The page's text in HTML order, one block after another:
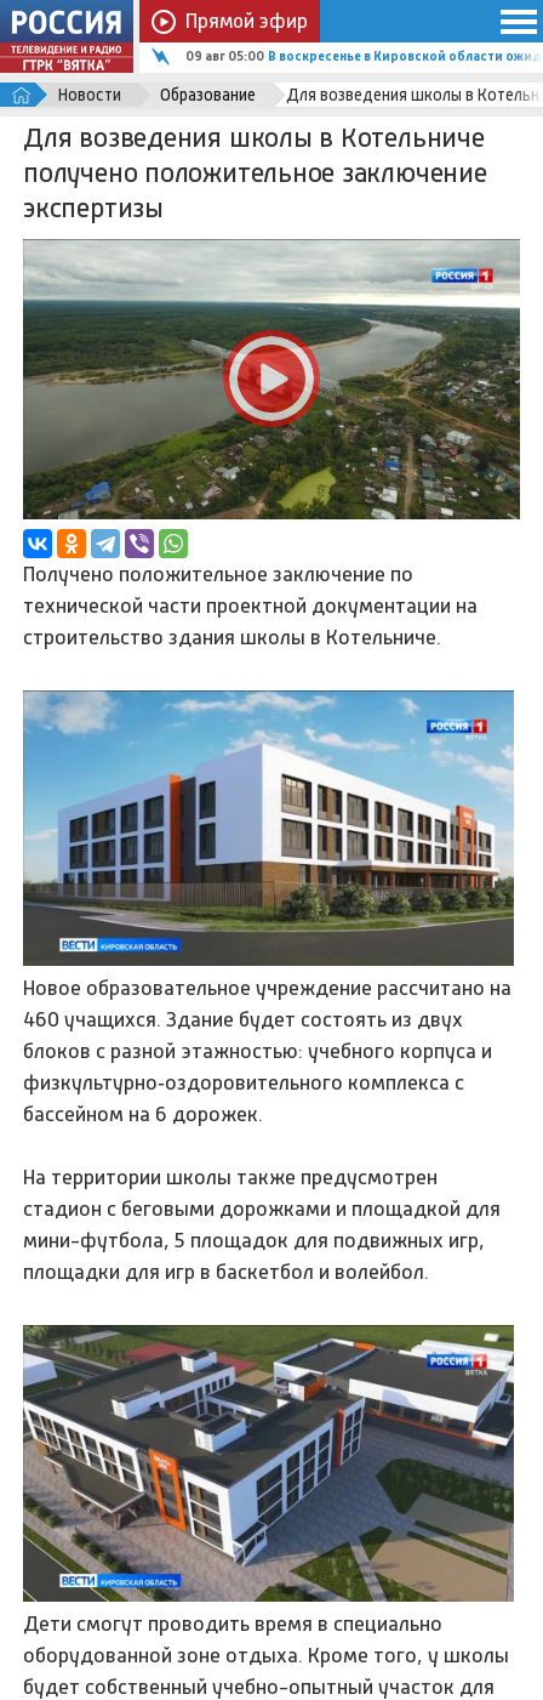
Прямой эфир
09 авг 05:00 В воскресенье в Кировской области
Новости Образование Для возведения школы в
Для возведения школы в Котельниче
получено положительное заключение
экспертизы
Получено положительное заключение по
технической части проектной документации на
строительство здания школы в Котельниче.
Новое образовательное учреждение рассчитано на
460 учащихся. Здание будет состоять из двух
блоков с разной этажностью: учебного корпуса и
физкультурно‑оздоровительного комплекса с
бассейном на 6 дорожек.
На территории школы также предусмотрен
стадион с беговыми дорожками и площадкой для
мини-футбола, 5 площадок для подвижных игр,
площадки для игр в баскетбол и волейбол.
Дети смогут проводить время в специально
оборудованной зоне отдыха. Кроме того, у школы
будет собственный учебно-опытный участок для